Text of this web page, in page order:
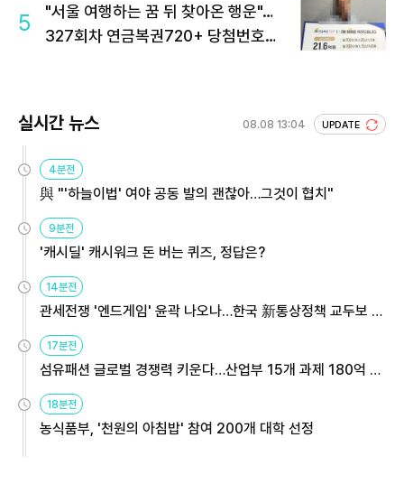
5
"서울 여행하는 꿈 뒤 찾아온 행운"…
327회차 연금복권720+ 당첨번호조
실시간 뉴스 08.08 13:04 UPDATE
4분전
與 "'하늘이법' 여야 공동 발의 괜찮아…그것이 협치"
9분전
'캐시딜' 캐시워크 돈 버는 퀴즈, 정답은?
14분전
관세전쟁 '엔드게임' 윤곽 나오나…한국 新통상정책 교두보 활
17분전
섬유패션 글로벌 경쟁력 키운다…산업부 15개 과제 180억 지
18분전
농식품부, '천원의 아침밥' 참여 200개 대학 선정